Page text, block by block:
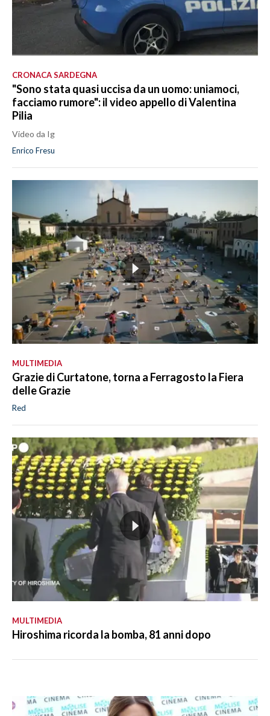
CRONACA SARDEGNA
"Sono stata quasi uccisa da un uomo: uniamoci,
facciamo rumore": il video appello di Valentina
Pilia
Video da Ig
Enrico Fresu
MULTIMEDIA
Grazie di Curtatone, torna a Ferragosto la Fiera
delle Grazie
Red
MULTIMEDIA
Hiroshima ricorda la bomba, 81 anni dopo